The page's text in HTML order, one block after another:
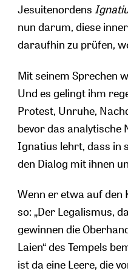
Jesuitenordens
nun darum, diese
daraufhin zu prüfen,
Mit seinem Sprechen
Und es gelingt ihm
Protest, Unruhe,
bevor das analytische
Ignatius lehrt, dass in
den Dialog mit ihnen
Wenn er etwa auf
so: „Der Legalismus,
gewinnen die
Laien“ des Tempels
ist da eine Leere, die